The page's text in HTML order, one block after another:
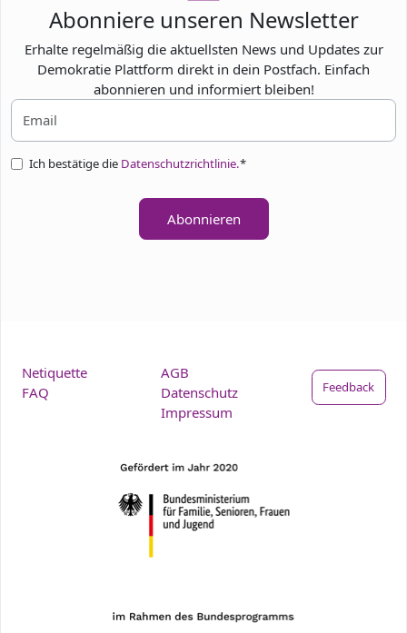
Abonniere unseren Newsletter
Erhalte regelmäßig die aktuellsten News und Updates zur
Demokratie Plattform direkt in dein Postfach. Einfach
abonnieren und informiert bleiben!
Ich bestätige die Datenschutzrichtlinie.*
Abonnieren
Netiquette
FAQ
AGB
Datenschutz
Impressum
Feedback